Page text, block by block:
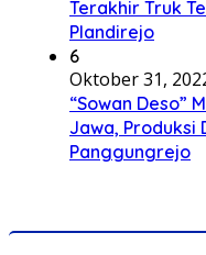
Terakhir Truk
Plandirejo
6
Oktober 31,
“Sowan Deso”
Jawa, Produksi
Panggungrejo